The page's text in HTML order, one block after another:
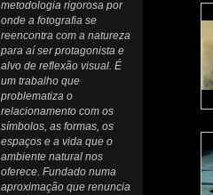
metodologia rigorosa por
onde a fotografia se
reencontra com a natureza
para aí ser protagonista e
alvo de reflexão visual. É
um trabalho que
problematiza o
relacionamento com os
símbolos, as formas, os
espaços e a vida que o
ambiente natural nos
oferece. Fundado numa
aproximação que renuncia